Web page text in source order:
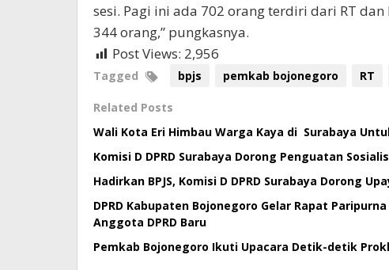
sesi. Pagi ini ada 702 orang terdiri dari RT
344 orang,” pungkasnya.
Post Views: 2,956
Tagged bpjs pemkab bojonegoro RT
Related Posts
Wali Kota Eri Himbau Warga Kaya di Surabaya
Komisi D DPRD Surabaya Dorong Penguatan
Hadirkan BPJS, Komisi D DPRD Surabaya Dorong
DPRD Kabupaten Bojonegoro Gelar Rapat
Anggota DPRD Baru
Pemkab Bojonegoro Ikuti Upacara Detik-detik